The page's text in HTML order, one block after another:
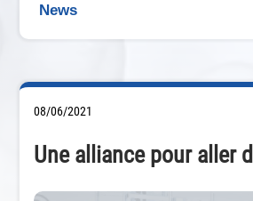
News
08/06/2021
Une alliance pour aller